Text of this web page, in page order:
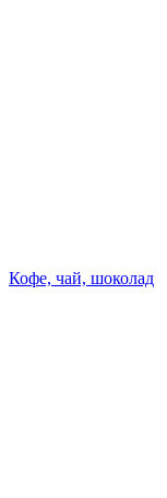
Кофе, чай, шоколад